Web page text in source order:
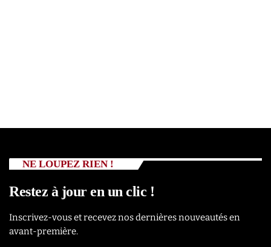
NE LOUPEZ RIEN !
Restez à jour en un clic !
Inscrivez-vous et recevez nos dernières nouveautés en
avant-première.